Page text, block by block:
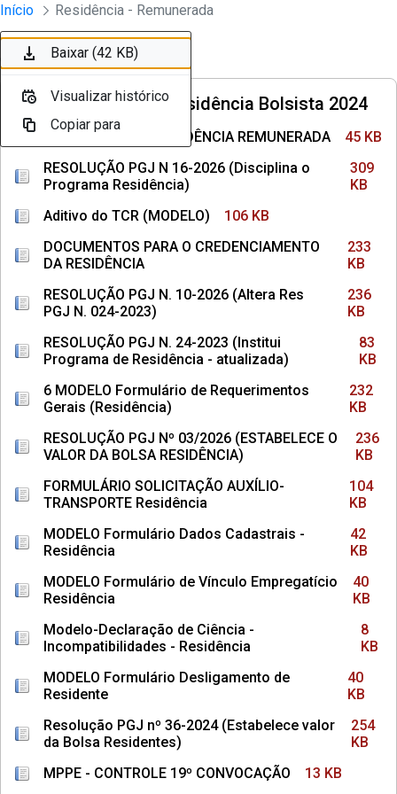
Pular para o Conteúdo principal
Divisão Minima - Escola Superior
Início Residência - Remunerada
Ordenar Filtro
Convocações Residência Bolsista 2024
4 MODELO TCR - RESIDÊNCIA REMUNERADA
45 KB
RESOLUÇÃO PGJ N 16-2026 (Disciplina o
Programa Residência)
309
KB
Aditivo do TCR (MODELO)
106 KB
DOCUMENTOS PARA O CREDENCIAMENTO
DA RESIDÊNCIA
233
KB
RESOLUÇÃO PGJ N. 10-2026 (Altera Res
PGJ N. 024-2023)
236
KB
RESOLUÇÃO PGJ N. 24-2023 (Institui
Programa de Residência - atualizada)
83
KB
6 MODELO Formulário de Requerimentos
Gerais (Residência)
232
KB
RESOLUÇÃO PGJ Nº 03/2026 (ESTABELECE O
VALOR DA BOLSA RESIDÊNCIA)
236
KB
FORMULÁRIO SOLICITAÇÃO AUXÍLIO-
TRANSPORTE Residência
104
KB
MODELO Formulário Dados Cadastrais -
Residência
42
KB
MODELO Formulário de Vínculo Empregatício
Residência
40
KB
Modelo-Declaração de Ciência -
Incompatibilidades - Residência
8
KB
MODELO Formulário Desligamento de
Residente
40
KB
Resolução PGJ nº 36-2024 (Estabelece valor
da Bolsa Residentes)
254
KB
MPPE - CONTROLE 19º CONVOCAÇÃO
13 KB
Baixar (45 KB)
Visualizar histórico
Copiar para
Baixar (309 KB)
Visualizar histórico
Copiar para
Baixar (106 KB)
Visualizar histórico
Copiar para
Baixar (233 KB)
Visualizar histórico
Copiar para
Baixar (236 KB)
Visualizar histórico
Copiar para
Baixar (83 KB)
Visualizar histórico
Copiar para
Baixar (232 KB)
Visualizar histórico
Copiar para
Baixar (236 KB)
Visualizar histórico
Copiar para
Baixar (104 KB)
Visualizar histórico
Copiar para
Baixar (42 KB)
Visualizar histórico
Copiar para